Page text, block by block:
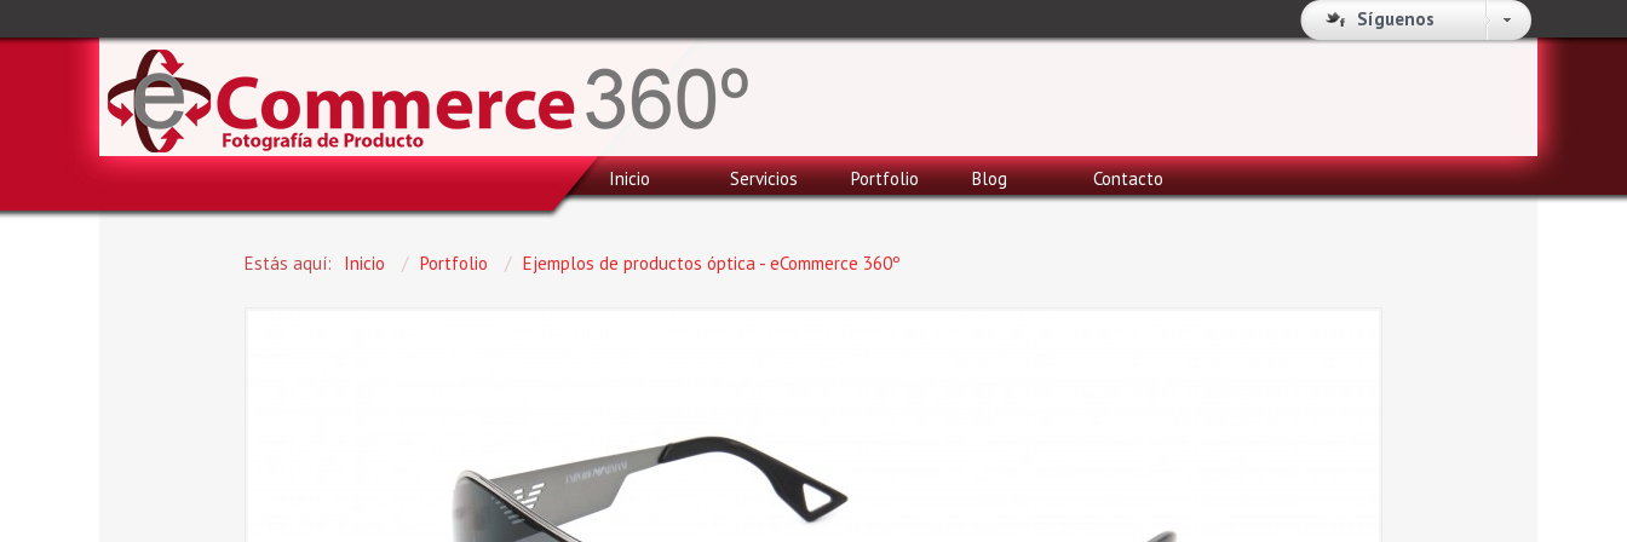
Inicio Servicios Portfolio Blog Contacto
Síguenos
Estás aquí: Inicio / Portfolio / Ejemplos de productos óptica - eCommerce 360º